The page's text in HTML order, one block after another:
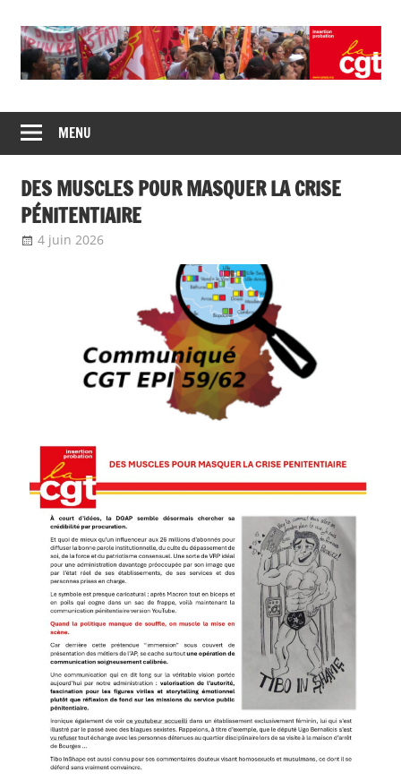
CGT
insertion
probation
de
syndicats
CGT
insertion
probation
MENU
DES MUSCLES POUR MASQUER LA CRISE
PÉNITENTIAIRE
4 juin 2026